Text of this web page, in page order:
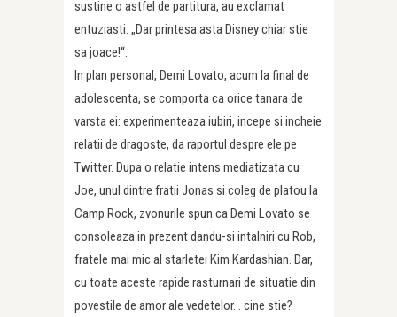
sustine o astfel de partitura, au exclamat
entuziasti: „Dar printesa asta Disney chiar stie
sa joace!“.
In plan personal, Demi Lovato, acum la final de
adolescenta, se comporta ca orice tanara de
varsta ei: experimenteaza iubiri, incepe si incheie
relatii de dra­goste, da raportul despre ele pe
Twitter. Dupa o relatie intens mediatizata cu
Joe, unul dintre fratii Jonas si coleg de platou la
Camp Rock, zvonurile spun ca Demi Lovato se
consoleaza in prezent dandu-si intalniri cu Rob,
fratele mai mic al starletei Kim Kardashian. Dar,
cu toate aceste rapide rasturnari de situatie din
povestile de amor ale vedetelor… cine stie?